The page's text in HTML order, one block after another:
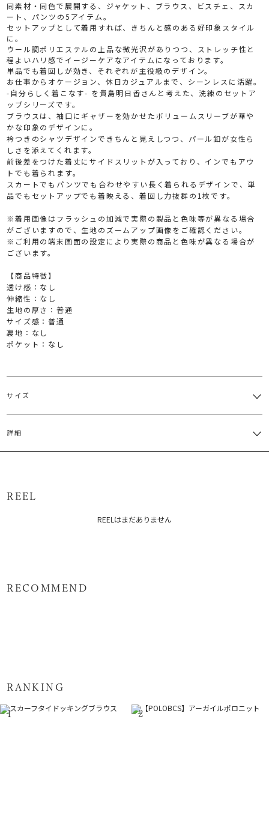
同素材・同色で展開する、ジャケット、ブラウス、ビスチェ、スカ
ート、パンツの5アイテム。
セットアップとして着用すれば、きちんと感のある好印象スタイル
に。
ウール調ポリエステルの上品な微光沢がありつつ、ストレッチ性と
程よいハリ感でイージーケアなアイテムになっております。
単品でも着回しが効き、それぞれが主役級のデザイン。
お仕事からオケージョン、休日カジュアルまで、シーンレスに活躍。
-自分らしく着こなす- を貴島明日香さんと考えた、洗練のセットア
ップシリーズです。
ブラウスは、袖口にギャザーを効かせたボリュームスリーブが華や
かな印象のデザインに。
衿つきのシャツデザインできちんと見えしつつ、パール釦が女性ら
しさを添えてくれます。
前後差をつけた着丈にサイドスリットが入っており、インでもアウ
トでも着られます。
スカートでもパンツでも合わせやすい長く着られるデザインで、単
品でもセットアップでも着映える、着回し力抜群の1枚です。
※着用画像はフラッシュの加減で実際の製品と色味等が異なる場合
がございますので、生地のズームアップ画像をご確認ください。
※ご利用の端末画面の設定により実際の商品と色味が異なる場合が
ございます。
【商品特徴】
透け感：なし
伸縮性：なし
生地の厚さ：普通
サイズ感：普通
裏地：なし
ポケット：なし
サイズ
身頃
詳細
メーカー品番：6525404012
シャツ・ブラウス
REEL
REELはまだありません
RECOMMEND
RANKING
1 2